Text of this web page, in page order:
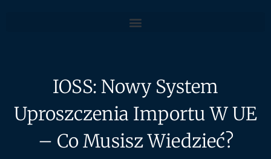
IOSS: Nowy System
Uproszczenia Importu W UE
– Co Musisz Wiedzieć?